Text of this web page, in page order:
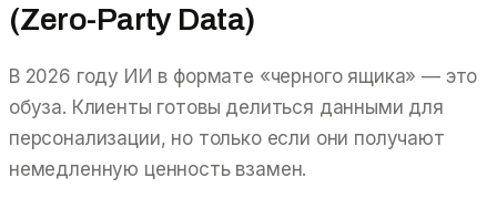
(Zero-Party Data)
В 2026 году ИИ в формате «черного ящика» — это
обуза. Клиенты готовы делиться данными для
персонализации, но только если они получают
немедленную ценность взамен.